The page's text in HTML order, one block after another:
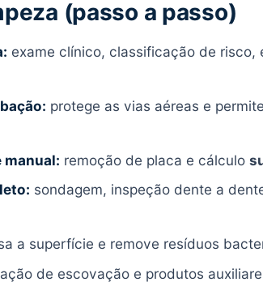
(passo a passo)
exame clínico, classificação de risco,
protege as vias aéreas e
manual: remoção de placa e cálculo
sondagem, inspeção dente a
a superfície e remove resíduos
de escovação e produtos